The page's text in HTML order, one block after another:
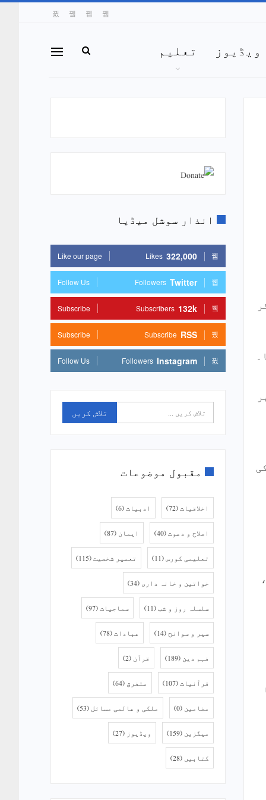
ویڈیوز تعلیم
انذار سوشل میڈیا
322,000
Likes
Like our page
Twitter
Followers
Follow Us
132k
Subscribers
Subscribe
RSS
Subscribe
Subscribe
Instagram
Followers
Follow Us
مقبول موضوعات
اخلاقیات (72) ادبیات (6)
اصلاح و دعوت (40) ایمان (87)
تعلیمی کورس (11) تعمیر شخصیت (115)
خواتین و خانہ داری (34)
سلسلہ روز و شب (11) سماجیات (97)
سیر و سوانح (14) عبادات (78)
فہم دین (189) قرآن (2)
قرآنیات (107) متفرق (64)
مضامین (0) ملکی و عالمی مسائل (53)
میگزین (159) ویڈیوز (27)
کتابیں (28)